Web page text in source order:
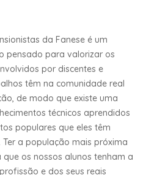
da Fanese é um
pensado para valorizar os
por discentes e
têm na comunidade real
de modo que existe uma
técnicos aprendidos
populares que eles têm
a população mais próxima
os nossos alunos tenham a
e dos seus reais